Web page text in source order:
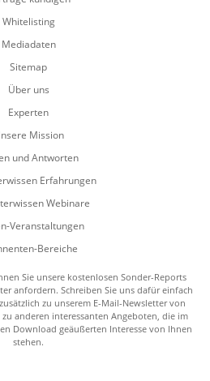
Whitelisting
Mediadaten
Sitemap
Über uns
Experten
Mission
und Antworten
Erfahrungen
Webinare
Veranstaltungen
Bereiche
Sie unsere kostenlosen Sonder-Reports
anfordern. Schreiben Sie uns dafür einfach
zu unserem E-Mail-Newsletter von
anderen interessanten Angeboten, die im
Download geäußerten Interesse von Ihnen
stehen.